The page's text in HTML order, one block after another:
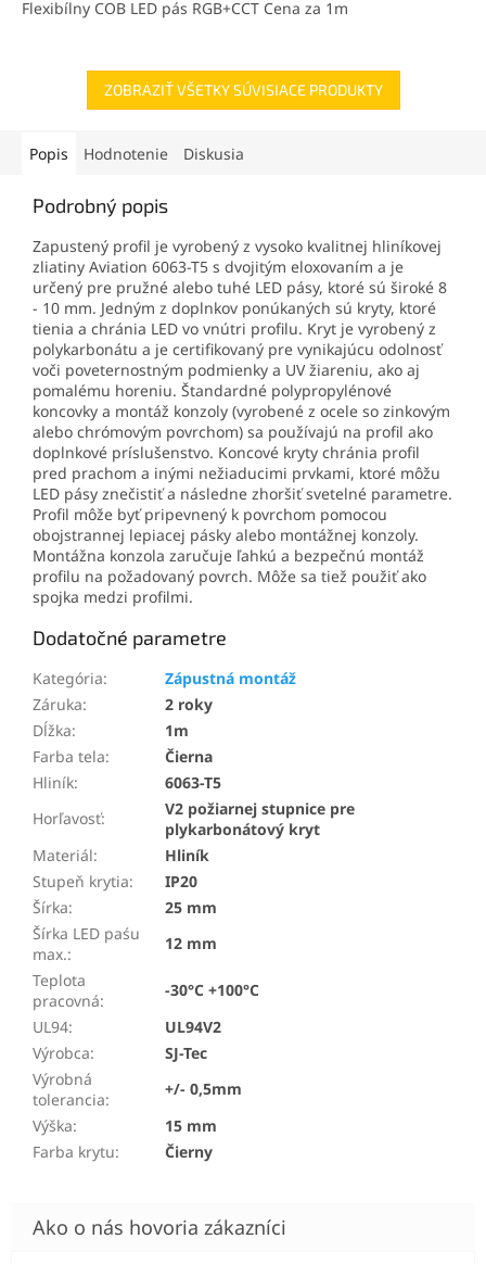
Flexibílny COB LED pás RGB+CCT Cena za 1m
ZOBRAZIŤ VŠETKY SÚVISIACE PRODUKTY
Popis Hodnotenie Diskusia
Podrobný popis
Zapustený profil je vyrobený z vysoko kvalitnej hliníkovej
zliatiny Aviation 6063-T5 s dvojitým eloxovaním a je
určený pre pružné alebo tuhé LED pásy, ktoré sú široké 8
- 10 mm. Jedným z doplnkov ponúkaných sú kryty, ktoré
tienia a chránia LED vo vnútri profilu. Kryt je vyrobený z
polykarbonátu a je certifikovaný pre vynikajúcu odolnosť
voči poveternostným podmienky a UV žiareniu, ako aj
pomalému horeniu. Štandardné polypropylénové
koncovky a montáž konzoly (vyrobené z ocele so zinkovým
alebo chrómovým povrchom) sa používajú na profil ako
doplnkové príslušenstvo. Koncové kryty chránia profil
pred prachom a inými nežiaducimi prvkami, ktoré môžu
LED pásy znečistiť a následne zhoršiť svetelné parametre.
Profil môže byť pripevnený k povrchom pomocou
obojstrannej lepiacej pásky alebo montážnej konzoly.
Montážna konzola zaručuje ľahkú a bezpečnú montáž
profilu na požadovaný povrch. Môže sa tiež použiť ako
spojka medzi profilmi.
Dodatočné parametre
Kategória:
Zápustná montáž
Záruka:
2 roky
Dĺžka:
1m
Farba tela:
Čierna
Hliník:
6063-T5
Horľavosť:
V2 požiarnej stupnice pre
plykarbonátový kryt
Materiál:
Hliník
Stupeň krytia:
IP20
Šírka:
25 mm
Šírka LED paśu
max.:
12 mm
Teplota
pracovná:
-30°C +100°C
UL94:
UL94V2
Výrobca:
SJ-Tec
Výrobná
tolerancia:
+/- 0,5mm
Výška:
15 mm
Farba krytu: Čierny